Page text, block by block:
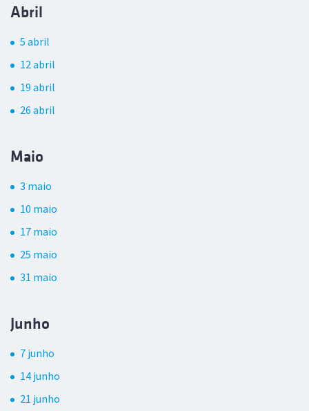
Abril
5 abril
12 abril
19 abril
26 abril
Maio
3 maio
10 maio
17 maio
25 maio
31 maio
Junho
7 junho
14 junho
21 junho